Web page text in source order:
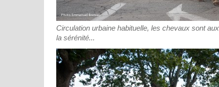
Circulation urbaine habituelle, les chevaux sont
la sérénité...